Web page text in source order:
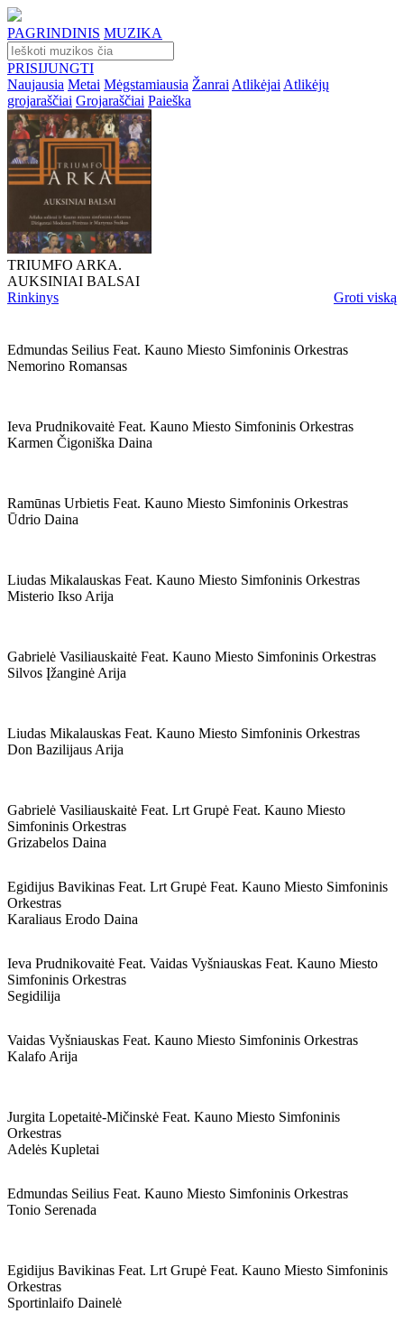
PAGRINDINIS MUZIKA
PRISIJUNGTI
Naujausia Metai Mėgstamiausia Žanrai Atlikėjai Atlikėjų
grojaraščiai Grojaraščiai Paieška
TRIUMFO ARKA.
AUKSINIAI BALSAI
Rinkinys
Groti viską
Edmundas Seilius Feat. Kauno Miesto Simfoninis Orkestras
Nemorino Romansas
Ieva Prudnikovaitė Feat. Kauno Miesto Simfoninis Orkestras
Karmen Čigoniška Daina
Ramūnas Urbietis Feat. Kauno Miesto Simfoninis Orkestras
Ūdrio Daina
Liudas Mikalauskas Feat. Kauno Miesto Simfoninis Orkestras
Misterio Ikso Arija
Gabrielė Vasiliauskaitė Feat. Kauno Miesto Simfoninis Orkestras
Silvos Įžanginė Arija
Liudas Mikalauskas Feat. Kauno Miesto Simfoninis Orkestras
Don Bazilijaus Arija
Gabrielė Vasiliauskaitė Feat. Lrt Grupė Feat. Kauno Miesto
Simfoninis Orkestras
Grizabelos Daina
Egidijus Bavikinas Feat. Lrt Grupė Feat. Kauno Miesto Simfoninis
Orkestras
Karaliaus Erodo Daina
Ieva Prudnikovaitė Feat. Vaidas Vyšniauskas Feat. Kauno Miesto
Simfoninis Orkestras
Segidilija
Vaidas Vyšniauskas Feat. Kauno Miesto Simfoninis Orkestras
Kalafo Arija
Jurgita Lopetaitė-Mičinskė Feat. Kauno Miesto Simfoninis
Orkestras
Adelės Kupletai
Edmundas Seilius Feat. Kauno Miesto Simfoninis Orkestras
Tonio Serenada
Egidijus Bavikinas Feat. Lrt Grupė Feat. Kauno Miesto Simfoninis
Orkestras
Sportinlaifo Dainelė